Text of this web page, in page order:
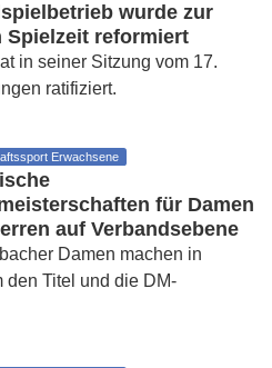
wurde zur
Spielzeit reformiert
in seiner Sitzung vom 17.
ratifiziert.
Erwachsene
für Damen
auf Verbandsebene
Damen machen in
den Titel und die DM-